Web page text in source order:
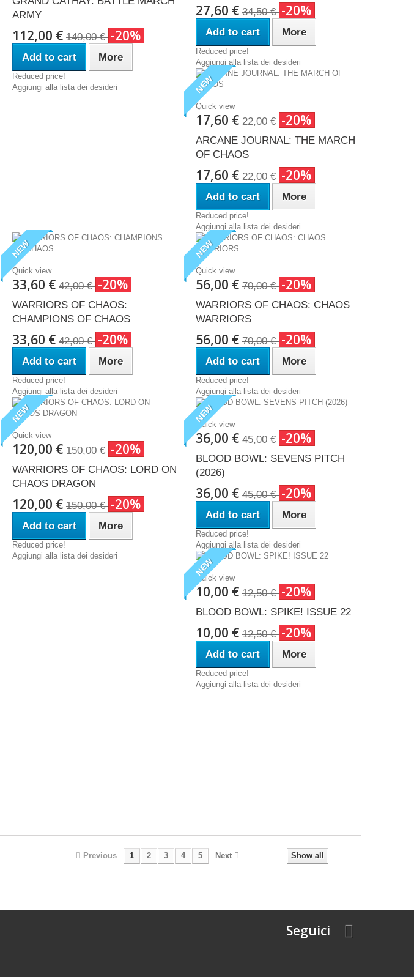
ARMY
112,00 € 140,00 € -20%
Add to cart More
Reduced price!
Aggiungi alla lista dei desideri
27,60 € 34,50 € -20%
Add to cart More
Reduced price!
Aggiungi alla lista dei desideri
Quick view
17,60 € 22,00 € -20%
NEW
ARCANE JOURNAL: THE MARCH
OF CHAOS
17,60 € 22,00 € -20%
Add to cart More
Reduced price!
Aggiungi alla lista dei desideri
Quick view
33,60 € 42,00 € -20%
NEW
WARRIORS OF CHAOS:
CHAMPIONS OF CHAOS
33,60 € 42,00 € -20%
Add to cart More
Reduced price!
Aggiungi alla lista dei desideri
Quick view
56,00 € 70,00 € -20%
NEW
WARRIORS OF CHAOS: CHAOS
WARRIORS
56,00 € 70,00 € -20%
Add to cart More
Reduced price!
Aggiungi alla lista dei desideri
Quick view
120,00 € 150,00 € -20%
NEW
WARRIORS OF CHAOS: LORD ON
CHAOS DRAGON
120,00 € 150,00 € -20%
Add to cart More
Reduced price!
Aggiungi alla lista dei desideri
Quick view
36,00 € 45,00 € -20%
NEW
BLOOD BOWL: SEVENS PITCH
(2026)
36,00 € 45,00 € -20%
Add to cart More
Reduced price!
Aggiungi alla lista dei desideri
Quick view
10,00 € 12,50 € -20%
NEW
BLOOD BOWL: SPIKE! ISSUE 22
10,00 € 12,50 € -20%
Add to cart More
Reduced price!
Aggiungi alla lista dei desideri
Show all
Previous 1 2 3 4 5 Next
Seguici